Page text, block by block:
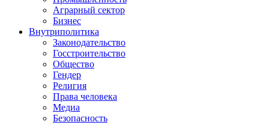
Аграрный сектор
Бизнес
Внутриполитика
Законодательство
Госстроительство
Общество
Гендер
Религия
Права человека
Медиа
Безопасность